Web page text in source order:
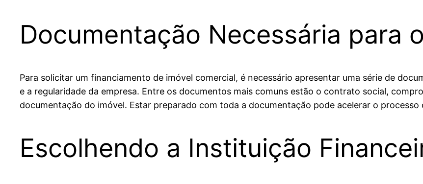
Documentação Necessária para
Para solicitar um financiamento de imóvel comercial, é necessário apresentar uma série de
e a regularidade da empresa. Entre os documentos mais comuns estão o contrato social,
documentação do imóvel. Estar preparado com toda a documentação pode acelerar o
Escolhendo a Instituição